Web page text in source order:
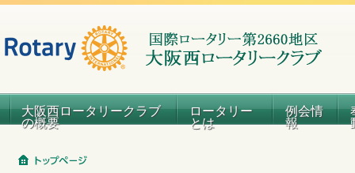
大阪西ロータリークラブ
の概要
ロータリー
とは
例会情
報